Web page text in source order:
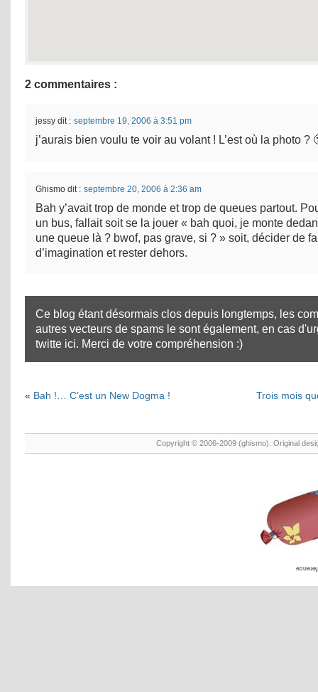
2 commentaires :
jessy dit : septembre 19, 2006 à 3:51 pm
j’aurais bien voulu te voir au volant ! L’est où la photo ?
Ghismo dit : septembre 20, 2006 à 2:36 am
Bah y’avait trop de monde et trop de queues partout.
un bus, fallait soit se la jouer « bah quoi, je monte
une queue là ? bwof, pas grave, si ? » soit, décider de
d’imagination et rester dehors.
Ce blog étant désormais clos depuis longtemps, les
autres vecteurs de spams le sont également, en cas
twitte ici. Merci de votre compréhension :)
« Bah !… C’est un New Dogma ! Trois mois
Copyright © 2006-2009 (ghismo). Original